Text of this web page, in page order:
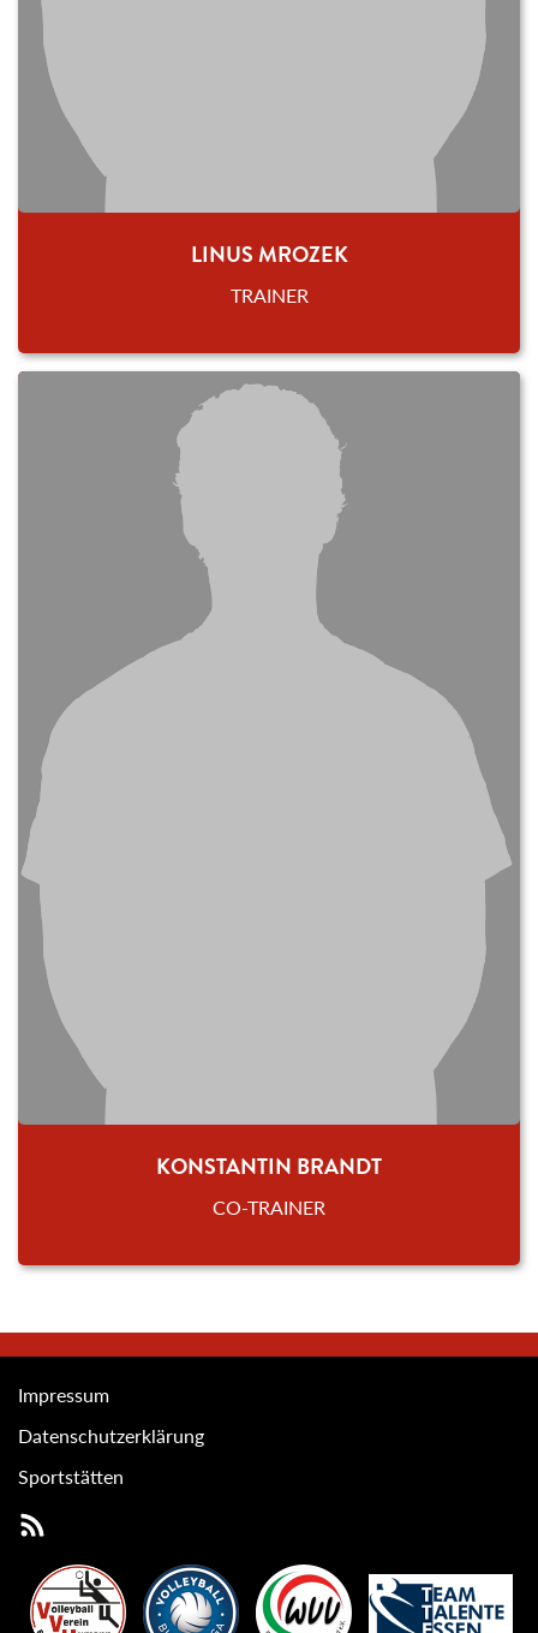
LINUS MROZEK
TRAINER
KONSTANTIN BRANDT
CO-TRAINER
Impressum
Datenschutzerklärung
Sportstätten